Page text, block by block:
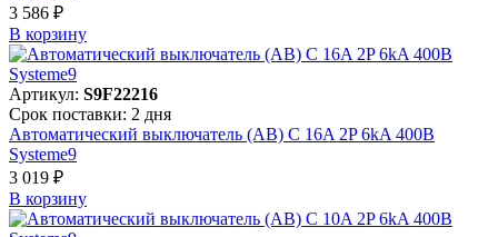
3 586 ₽
В корзинy
Артикул: S9F22216
Срок поставки: 2 дня
Автоматический выключатель (АВ) C 16A 2P 6kA 400В
Systeme9
3 019 ₽
В корзинy